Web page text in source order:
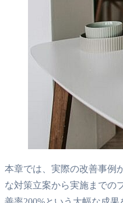
本章では、実際の改善事例
な対策立案から実施までの